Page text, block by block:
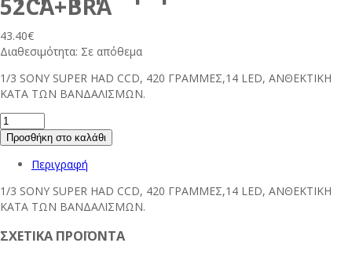
52CA+BRA
43.40€
Διαθεσιμότητα: Σε απόθεμα
1/3 SONY SUPER HAD CCD, 420 ΓΡΑΜΜΕΣ,14 LED, ΑΝΘΕΚΤΙΚΗ
ΚΑΤΑ ΤΩΝ ΒΑΝΔΑΛΙΣΜΩΝ.
Προσθήκη στο καλάθι
Περιγραφή
1/3 SONY SUPER HAD CCD, 420 ΓΡΑΜΜΕΣ,14 LED, ΑΝΘΕΚΤΙΚΗ
ΚΑΤΑ ΤΩΝ ΒΑΝΔΑΛΙΣΜΩΝ.
ΣΧΕΤΙΚΑ ΠΡΟΪΟΝΤΑ